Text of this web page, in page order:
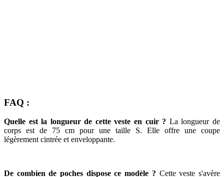
FAQ :
Quelle est la longueur de cette veste en cuir ? La longueur de
corps est de 75 cm pour une taille S. Elle offre une coupe
légèrement cintrée et enveloppante.
De combien de poches dispose ce modèle ? Cette veste s'avère